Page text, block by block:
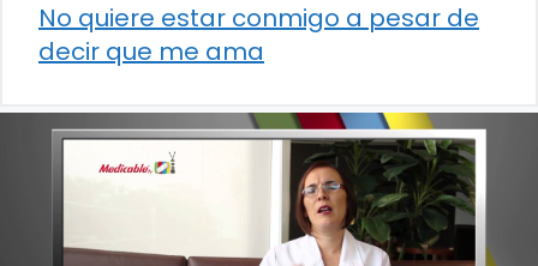
No quiere estar conmigo a pesar de
decir que me ama